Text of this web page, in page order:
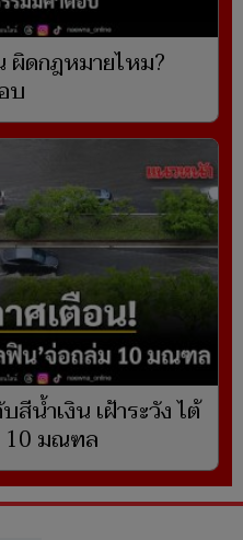
ผิดกฎหมายไหม?
บ
น้ำเงิน เฝ้าระวัง ไต้
มณฑล